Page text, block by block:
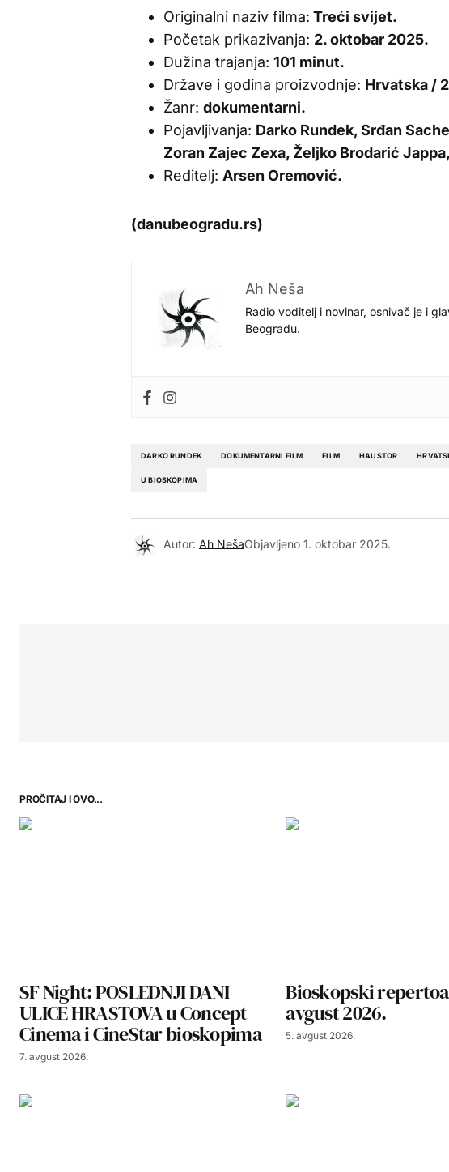
Originalni naziv filma: Treći svijet.
Početak prikazivanja: 2. oktobar 2025.
Dužina trajanja: 101 minut.
Države i godina proizvodnje: Hrvatska /
Žanr: dokumentarni.
Pojavljivanja: Darko Rundek, Srđan
Zoran Zajec Zexa, Željko Brodarić
Reditelj: Arsen Oremović.
(danubeogradu.rs)
Ah Neša
Radio voditelj i novinar, osnivač je i
Beogradu.
DARKO RUNDEK DOKUMENTARNI FILM FILM HAUSTOR
U BIOSKOPIMA
Autor: Ah NešaObjavljeno 1. oktobar 2025.
PROČITAJ I OVO...
SF Night: POSLEDNJI DANI
ULICE HRASTOVA u Concept
Cinema i CineStar bioskopima
7. avgust 2026.
Bioskopski
avgust 2026.
5. avgust 2026.